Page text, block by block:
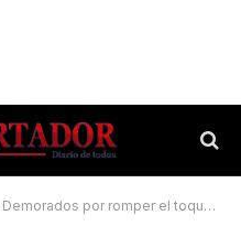
por romper el toque de queda